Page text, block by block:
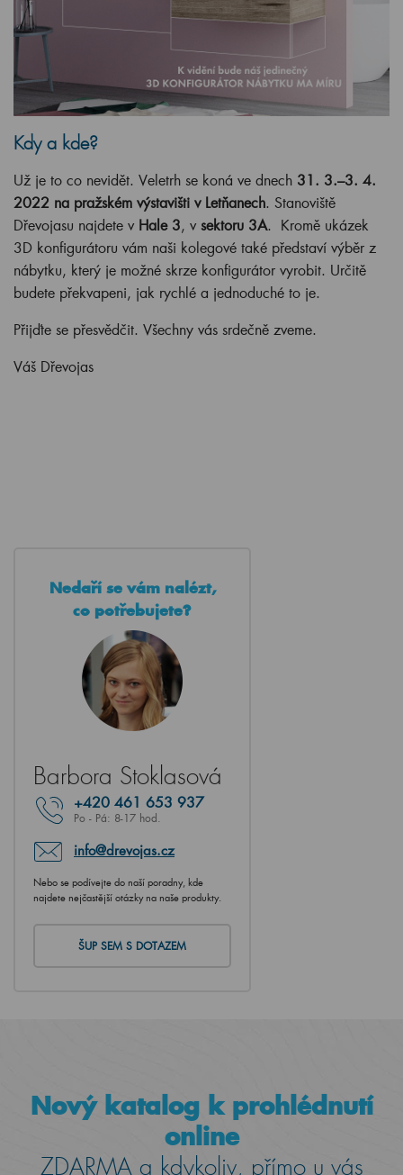
Kdy a kde?
Už je to co nevidět. Veletrh se koná ve dnech 31. 3.–3. 4.
2022 na pražském výstavišti v Letňanech. Stanoviště
Dřevojasu najdete v Hale 3, v sektoru 3A. Kromě ukázek
3D konfigurátoru vám naši kolegové také představí výběr z
nábytku, který je možné skrze konfigurátor vyrobit. Určitě
budete překvapeni, jak rychlé a jednoduché to je.
Přijďte se přesvědčit. Všechny vás srdečně zveme.
Váš Dřevojas
Nedaří se vám nalézt,
co potřebujete?
Barbora Stoklasová
+420 461 653 937
Po - Pá: 8-17 hod.
info@drevojas.cz
Nebo se podívejte do naší poradny, kde
najdete nejčastější otázky na naše produkty.
ŠUP SEM S DOTAZEM
Nový katalog k prohlédnutí
online
ZDARMA a kdykoliv, přímo u vás